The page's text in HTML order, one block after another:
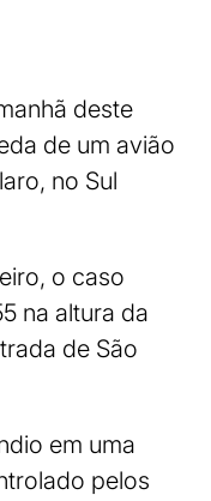
deste
de um avião
no Sul
o caso
na altura da
de São
em uma
pelos